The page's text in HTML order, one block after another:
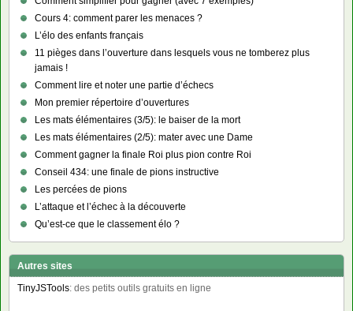
Cours 4: comment parer les menaces ?
L’élo des enfants français
11 pièges dans l’ouverture dans lesquels vous ne tomberez plus
jamais !
Comment lire et noter une partie d’échecs
Mon premier répertoire d’ouvertures
Les mats élémentaires (3/5): le baiser de la mort
Les mats élémentaires (2/5): mater avec une Dame
Comment gagner la finale Roi plus pion contre Roi
Conseil 434: une finale de pions instructive
Les percées de pions
L’attaque et l’échec à la découverte
Qu’est-ce que le classement élo ?
Autres sites
TinyJSTools: des petits outils gratuits en ligne